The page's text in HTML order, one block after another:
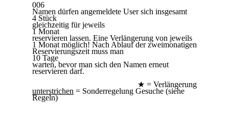
006
Namen dürfen angemeldete User sich insgesamt
4 Stück
gleichzeitig für jeweils
1 Monat
reservieren lassen. Eine Verlängerung von jeweils
1 Monat möglich! Nach Ablauf der zweimonatigen
Reservierungszeit muss man
10 Tage
warten, bevor man sich den Namen erneut
reservieren darf.
★ = Verlängerung
unterstrichen = Sonderregelung Gesuche (siehe
Regeln)